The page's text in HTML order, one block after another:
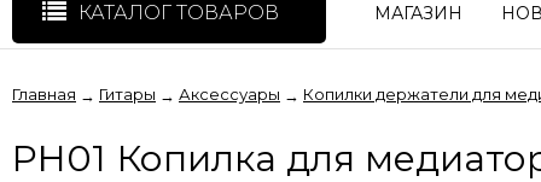
КАТАЛОГ ТОВАРОВ МАГАЗИН
Главная → Гитары → Аксессуары → Копилки держатели для
PH01 Копилка для